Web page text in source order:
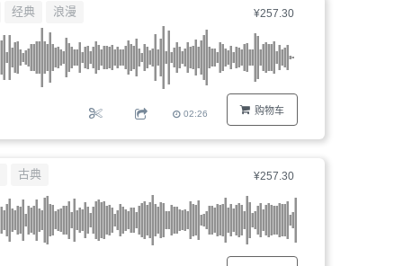
文
件
编
¥257.30
购物车
经典 浪漫
02:26
¥257.30
古典